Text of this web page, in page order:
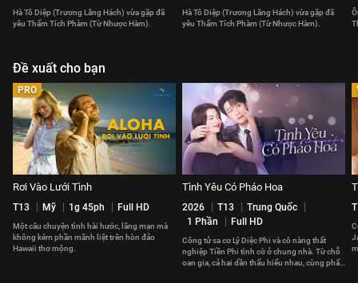
Hà Tô Diệp (Trương Lăng Hách) vừa gặp đã
yêu Thẩm Tích Phàm (Từ Nhược Hàm).
Hà Tô Diệp (Trương Lăng Hách) vừa gặp đã
yêu Thẩm Tích Phàm (Từ Nhược Hàm).
Đề xuất cho bạn
PRO
Rơi Vào Lưới Tình
T13 Mỹ 1g 45ph Full HD
Một câu chuyện tình hài hước, lãng mạn mà
không kém phần mãnh liệt trên hòn đảo
Hawaii thơ mộng.
Tình Yêu Có Pháo Hoa
2026 T13
Trung Quốc
1 Phần
Full HD
Công tử sa cơ Lý Diệc Phi và cô nàng thất
nghiệp Tiền Phi tình cờ ở chung nhà. Từ chỗ
oan gia, cả hai dần thấu hiểu nhau, cùng phấn